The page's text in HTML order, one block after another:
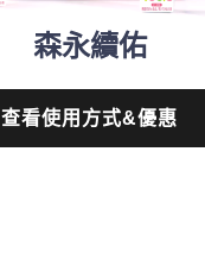
森永續佑
查看使用方式&優惠